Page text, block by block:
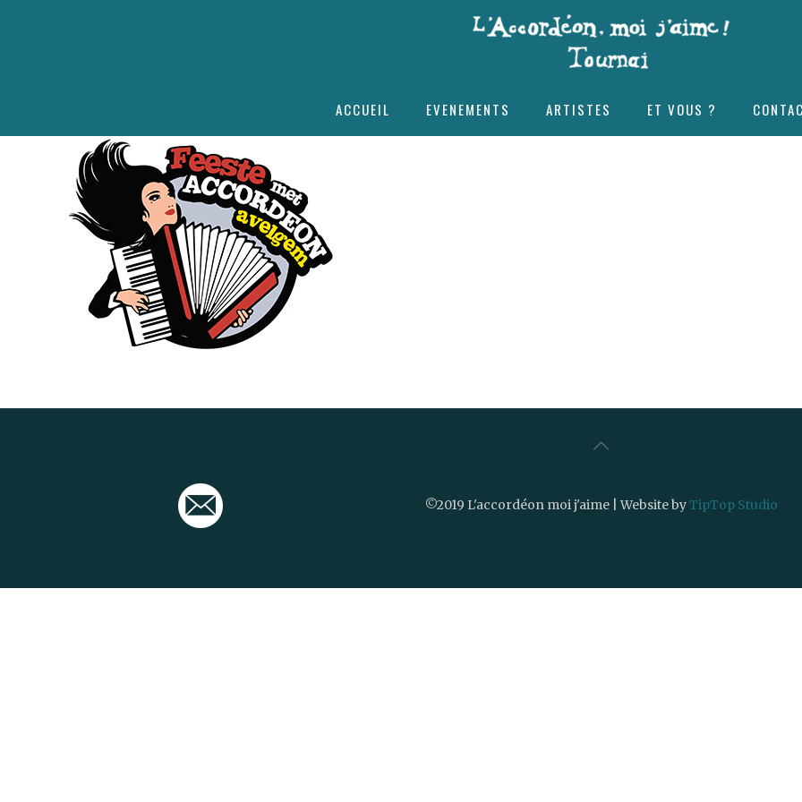
ACCUEIL EVENEMENTS ARTISTES ET VOUS ?
©2019 L'accordéon moi j'aime | Website byTipTop Studio